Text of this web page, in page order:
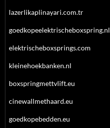
lazerlikaplinayari.com.tr
goedkopeelektrischeboxspring.nl
elektrischeboxsprings.com
kleinehoekbanken.nl
boxspringmettvlift.eu
cinewallmethaard.eu
goedkopebedden.eu